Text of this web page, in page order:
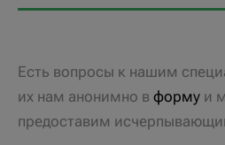
Есть вопросы к нашим
их нам анонимно в форму и
предоставим